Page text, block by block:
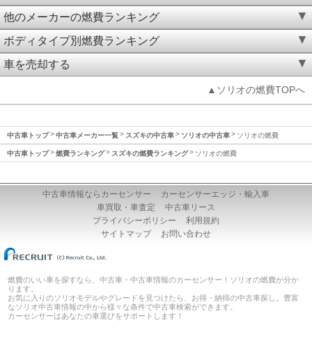
他のメーカーの燃費ランキング
ボディタイプ別燃費ランキング
車を売却する
▲ソリオの燃費TOPへ
中古車トップ 中古車メーカー一覧 スズキの中古車 ソリオの中古車 ソリオの燃費
中古車トップ 燃費ランキング スズキの燃費ランキング ソリオの燃費
中古車情報ならカーセンサー
カーセンサーエッジ・輸入車
車買取・車査定
中古車リース
プライバシーポリシー
利用規約
サイトマップ
お問い合わせ
燃費のいい車を探すなら、中古車・中古車情報のカーセンサー！ソリオの燃費が分か
ります。
お気に入りのソリオモデルやグレードを見つけたら、お得・納得の中古車探し。豊富
なソリオ中古車情報の中から様々な条件で中古車検索ができます。
カーセンサーはあなたの車選びをサポートします！